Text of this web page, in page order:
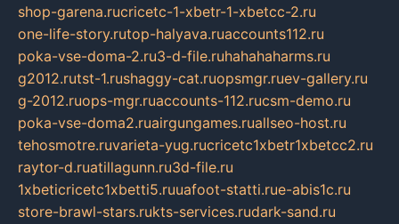
shop-garena.rucricetc-1-xbetr-1-xbetcc-2.ru
one-life-story.rutop-halyava.ruaccounts112.ru
poka-vse-doma-2.ru3-d-file.ruhahahaharms.ru
g2012.rutst-1.rushaggy-cat.ruopsmgr.ruev-gallery.ru
g-2012.ruops-mgr.ruaccounts-112.rucsm-demo.ru
poka-vse-doma2.ruairgungames.ruallseo-host.ru
tehosmotre.ruvarieta-yug.rucricetc1xbetr1xbetcc2.ru
raytor-d.ruatillagunn.ru3d-file.ru
1xbeticricetc1xbetti5.ruuafoot-statti.rue-abis1c.ru
store-brawl-stars.rukts-services.rudark-sand.ru